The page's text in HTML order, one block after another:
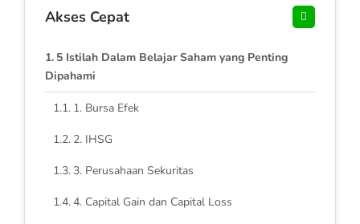
Akses Cepat
5 Istilah Dalam Belajar Saham yang Penting
Dipahami
1. Bursa Efek
2. IHSG
3. Perusahaan Sekuritas
4. Capital Gain dan Capital Loss